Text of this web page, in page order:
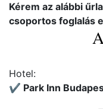
Kérem az alábbi
csoportos foglalás
Hotel:
✔️ Park Inn